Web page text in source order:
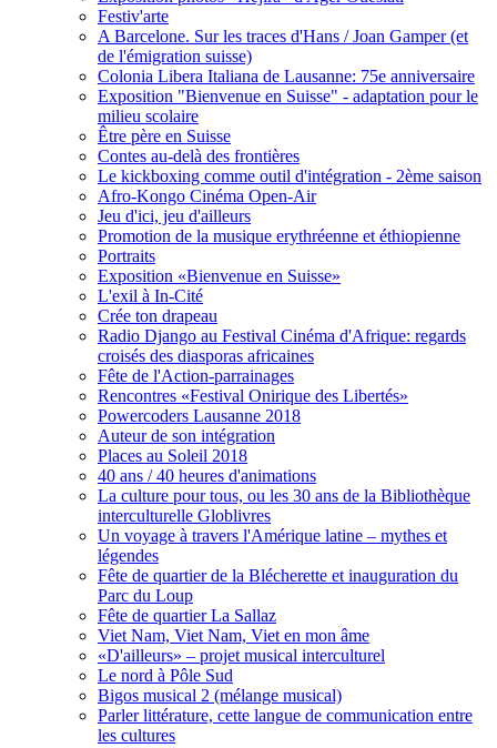
Festiv'arte
A Barcelone. Sur les traces d'Hans / Joan Gamper (et
de l'émigration suisse)
Colonia Libera Italiana de Lausanne: 75e anniversaire
Exposition "Bienvenue en Suisse" - adaptation pour le
milieu scolaire
Être père en Suisse
Contes au-delà des frontières
Le kickboxing comme outil d'intégration - 2ème saison
Afro-Kongo Cinéma Open-Air
Jeu d'ici, jeu d'ailleurs
Promotion de la musique erythréenne et éthiopienne
Portraits
Exposition «Bienvenue en Suisse»
L'exil à In-Cité
Crée ton drapeau
Radio Django au Festival Cinéma d'Afrique: regards
croisés des diasporas africaines
Fête de l'Action-parrainages
Rencontres «Festival Onirique des Libertés»
Powercoders Lausanne 2018
Auteur de son intégration
Places au Soleil 2018
40 ans / 40 heures d'animations
La culture pour tous, ou les 30 ans de la Bibliothèque
interculturelle Globlivres
Un voyage à travers l'Amérique latine – mythes et
légendes
Fête de quartier de la Blécherette et inauguration du
Parc du Loup
Fête de quartier La Sallaz
Viet Nam, Viet Nam, Viet en mon âme
«D'ailleurs» – projet musical interculturel
Le nord à Pôle Sud
Bigos musical 2 (mélange musical)
Parler littérature, cette langue de communication entre
les cultures